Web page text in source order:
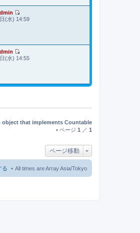
最
(水) 14:59
最
(水) 14:55
object that implements Countable
• ページ 1 ／ 1
ページ移動
All times are Array Asia/Tokyo
る